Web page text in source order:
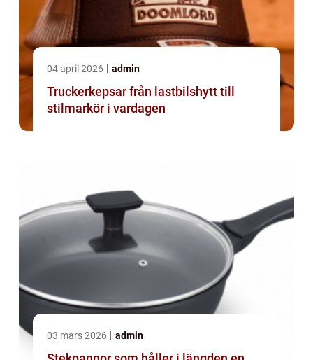
04 april 2026 admin
Truckerkepsar från lastbilshytt till
stilmarkör i vardagen
03 mars 2026 admin